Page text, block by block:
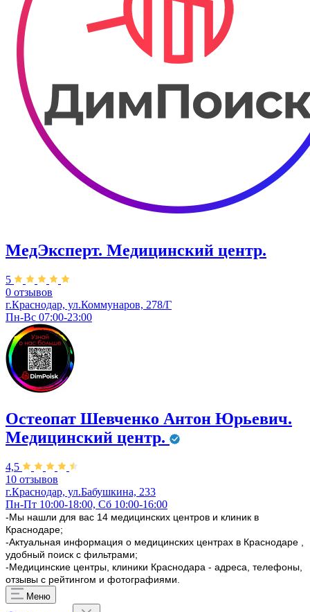
МедЭксперт. Медицинский центр.
5
0 отзывов
г.Краснодар, ул.​Коммунаров, 278/Г
Пн-Вс 07:00-23:00
Остеопат Шевченко Антон Юрьевич.
Медицинский центр.
4,5
10 отзывов
г.Краснодар, ул.Бабушкина, 233
Пн-Пт 10:00-18:00, Сб 10:00-16:00
-Мы нашли для вас 14 медицинских центров и клиник в
Краснодаре;
-Актуальная информация о медицинских центрах в Краснодаре ,
удобный поиск с фильтрами;
-Медицинские центры, клиники Краснодара - адреса, телефоны,
отзывы с рейтингом и фотографиями.
Меню